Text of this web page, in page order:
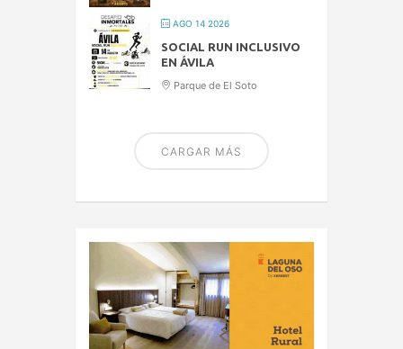
AGO 14 2026
SOCIAL RUN INCLUSIVO
EN ÁVILA
Parque de El Soto
CARGAR MÁS